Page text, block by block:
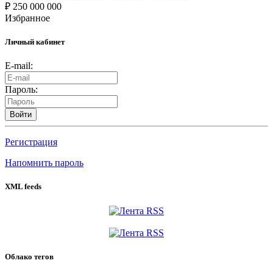
₽ 250 000 000
Избранное
Личный кабинет
E-mail:
Пароль:
Войти
Регистрация
Напомнить пароль
XML feeds
Облако тегов